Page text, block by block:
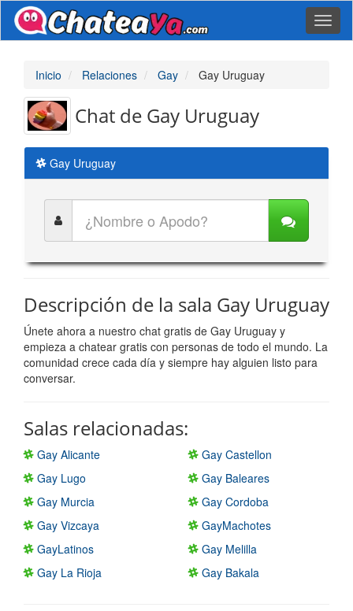
Inicio Relaciones Gay Gay Uruguay
Chat de Gay Uruguay
Gay Uruguay
Descripción de la sala Gay Uruguay
Únete ahora a nuestro chat gratis de Gay Uruguay y
empieza a chatear gratis con personas de todo el mundo. La
comunidad crece cada día y siempre hay alguien listo para
conversar.
Salas relacionadas:
Gay Alicante
Gay Castellon
Gay Lugo
Gay Baleares
Gay Murcia
Gay Cordoba
Gay Vizcaya
GayMachotes
GayLatinos
Gay Melilla
Gay La Rioja
Gay Bakala